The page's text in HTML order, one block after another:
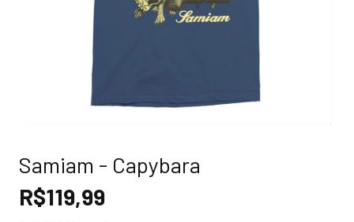
Samiam - Capybara
R$119,99